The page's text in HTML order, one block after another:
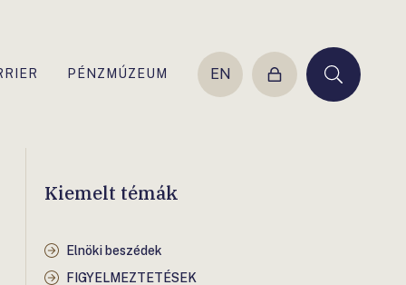
PÉNZMÚZEUM EN
Belépés Keresés
Kiemelt témák
Elnöki beszédek
FIGYELMEZTETÉSEK